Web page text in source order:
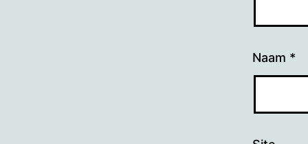
Naam *